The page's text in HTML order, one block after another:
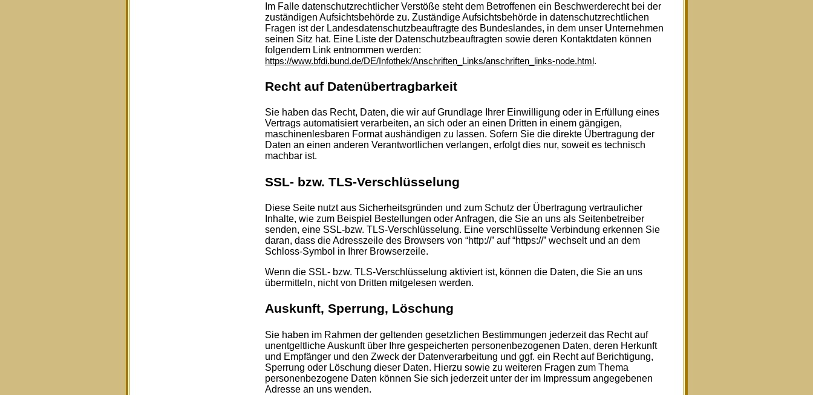
Im Falle datenschutzrechtlicher Verstöße steht dem Betroffenen ein Beschwerderecht bei der
zuständigen Aufsichtsbehörde zu. Zuständige Aufsichtsbehörde in datenschutzrechtlichen
Fragen ist der Landesdatenschutzbeauftragte des Bundeslandes, in dem unser Unternehmen
seinen Sitz hat. Eine Liste der Datenschutzbeauftragten sowie deren Kontaktdaten können
folgendem Link entnommen werden:
https://www.bfdi.bund.de/DE/Infothek/Anschriften_Links/anschriften_links-node.html .
Recht auf Datenübertragbarkeit
Sie haben das Recht, Daten, die wir auf Grundlage Ihrer Einwilligung oder in Erfüllung eines
Vertrags automatisiert verarbeiten, an sich oder an einen Dritten in einem gängigen,
maschinenlesbaren Format aushändigen zu lassen. Sofern Sie die direkte Übertragung der
Daten an einen anderen Verantwortlichen verlangen, erfolgt dies nur, soweit es technisch
machbar ist.
SSL- bzw. TLS-Verschlüsselung
Diese Seite nutzt aus Sicherheitsgründen und zum Schutz der Übertragung vertraulicher
Inhalte, wie zum Beispiel Bestellungen oder Anfragen, die Sie an uns als Seitenbetreiber
senden, eine SSL-bzw. TLS-Verschlüsselung. Eine verschlüsselte Verbindung erkennen Sie
daran, dass die Adresszeile des Browsers von “http://” auf “https://” wechselt und an dem
Schloss-Symbol in Ihrer Browserzeile.
Wenn die SSL- bzw. TLS-Verschlüsselung aktiviert ist, können die Daten, die Sie an uns
übermitteln, nicht von Dritten mitgelesen werden.
Auskunft, Sperrung, Löschung
Sie haben im Rahmen der geltenden gesetzlichen Bestimmungen jederzeit das Recht auf
unentgeltliche Auskunft über Ihre gespeicherten personenbezogenen Daten, deren Herkunft
und Empfänger und den Zweck der Datenverarbeitung und ggf. ein Recht auf Berichtigung,
Sperrung oder Löschung dieser Daten. Hierzu sowie zu weiteren Fragen zum Thema
personenbezogene Daten können Sie sich jederzeit unter der im Impressum angegebenen
Adresse an uns wenden.